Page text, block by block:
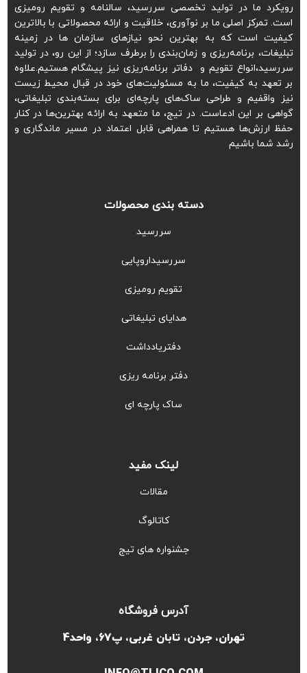
رویکرد ما در تولید تخصصی سررسید، سالنامه و تقویم رومیزی
است. تمرکز اصلی ما بر نوآوری، خلاقیت و ارائه محصولاتی با بالاترین
کیفیت است که به بهترین نحو نیازهای سازمان ها در زمینه
تبلیغات، برنامه‌ریزی و زمان‌بندی را برطرف سازد؛ از این رو، در تولید
سررسید،انواع تقویم و دفاتر برنامه‌ریزی نیز پیشگام هستیم.علاوه
بر تعهد به کیفیت، ما به مسئولیت‌های خود در قبال محیط زیست
نیز واقفیم و طراحی ساک‌های پارچه‌ای برای بسته‌بندی تبلیغاتی،
گواهی بر این ادعاست. در تیج، ما متعهد به ارائه بهترین‌ها در کنار
حفظ ارزش‌ها هستیم تا همراهی قابل اعتماد در مسیر ماندگاری و
رشد شما باشیم
دسته بندی محصولات
سررسید
سررسیداروپایی
تقویم رومیزی
هدایای تبلیغاتی
دفتریادداشت
دفتر برنامه ریزی
ساک پارچه ای
لینک مفید
مقالات
کاتالوگ
جشنواره های تیج
آدرس فروشگاه
تهران، جردن، تابان غربی، پ67، واحد4